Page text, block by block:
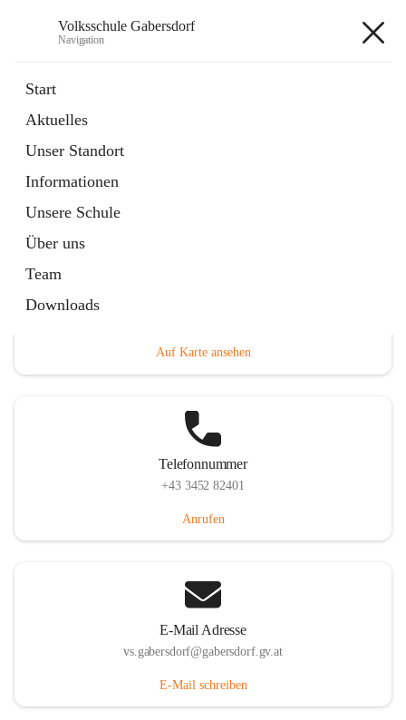
Volksschule Gabersdorf
Navigation
Start
Aktuelles
Unser Standort
Informationen
Unsere Schule
Über uns
Team
Downloads
Artikel
in
Tab
Auf Karte ansehen
Telefonnummer
+43 3452 82401
Anrufen
E-Mail Adresse
vs.gabersdorf@gabersdorf.gv.at
E-Mail schreiben